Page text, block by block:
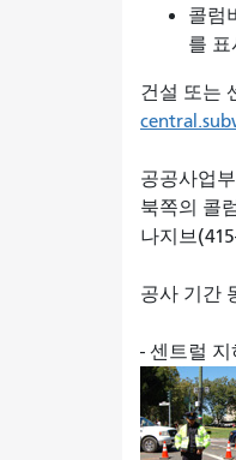
콜럼
를
건설 또는
공공사업
북쪽의 콜
나지브
공사 기간
- 센트럴 지